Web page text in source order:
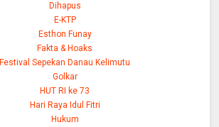
Dihapus
E-KTP
Esthon Funay
Fakta & Hoaks
Festival Sepekan Danau Kelimutu
Golkar
HUT RI ke 73
Hari Raya Idul Fitri
Hukum